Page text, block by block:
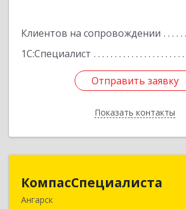
Клиентов на сопровождении
1С:Специалист
Отправить заявку
Показать контакты
Отправить заявку
Назад
КомпасСпециалиста
Ангарск
665826, Иркутская обл, Ангарск